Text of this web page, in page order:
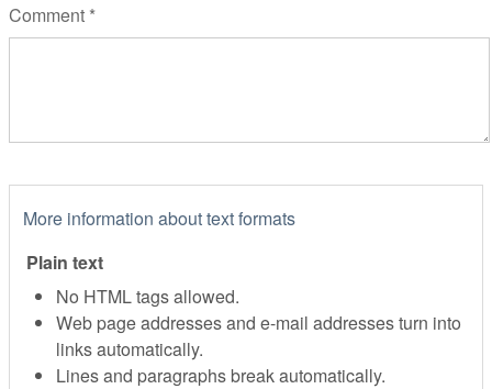
Comment *
More information about text formats
Plain text
No HTML tags allowed.
Web page addresses and e-mail addresses turn into
links automatically.
Lines and paragraphs break automatically.